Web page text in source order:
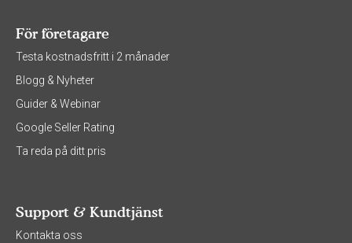
För företagare
Testa kostnadsfritt i 2 månader
Blogg & Nyheter
Guider & Webinar
Google Seller Rating
Ta reda på ditt pris
Support & Kundtjänst
Kontakta oss